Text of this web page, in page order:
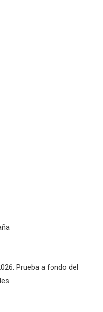
Prueba a fondo del